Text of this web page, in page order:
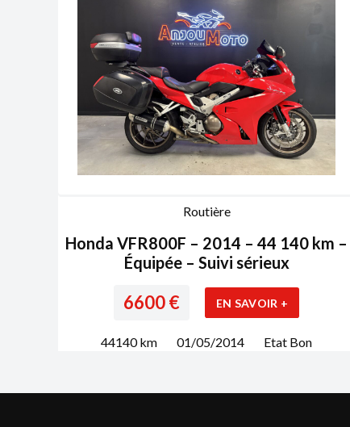
Routière
Honda VFR800F – 2014 – 44 140 km –
Équipée – Suivi sérieux
6600€ EN SAVOIR +
44140km 01/05/2014 Etat Bon